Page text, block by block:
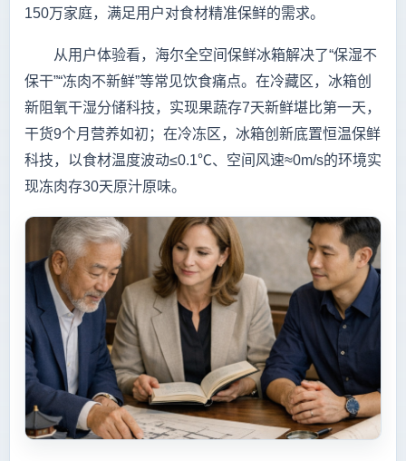
150万家庭，满足用户对食材精准保鲜的需求。
从用户体验看，海尔全空间保鲜冰箱解决了“保湿不
保干”“冻肉不新鲜”等常见饮食痛点。在冷藏区，冰箱创
新阻氧干湿分储科技，实现果蔬存7天新鲜堪比第一天，
干货9个月营养如初；在冷冻区，冰箱创新底置恒温保鲜
科技，以食材温度波动≤0.1℃、空间风速≈0m/s的环境实
现冻肉存30天原汁原味。